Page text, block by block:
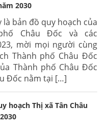
2030
là bản đồ quy hoạch của
Châu Đốc và các
mời mọi người cùng
Thành phố Châu Đốc
Thành phố Châu Đốc
Đốc nằm tại […]
hoạch Thị xã Tân Châu